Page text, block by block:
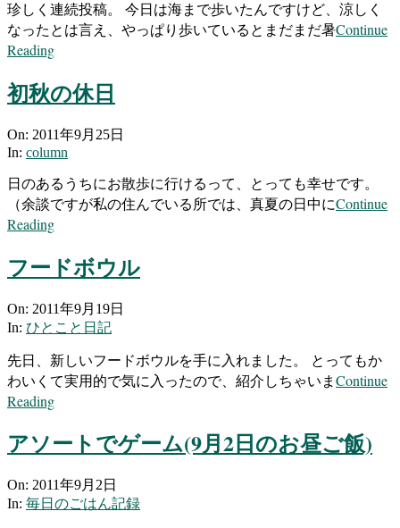
珍しく連続投稿。 今日は海まで歩いたんですけど、涼しく
なったとは言え、やっぱり歩いているとまだまだ暑Continue
Reading
初秋の休日
2011-
09-
On: 2011年9月25日
In: column
日のあるうちにお散歩に行けるって、とっても幸せです。
（余談ですが私の住んでいる所では、真夏の日中にContinue
Reading
フードボウル
2011-
09-
On: 2011年9月19日
In: ひとこと日記
先日、新しいフードボウルを手に入れました。 とってもか
わいくて実用的で気に入ったので、紹介しちゃいま Continue
Reading
アソートでゲーム(9月2日のお昼ご飯)
2011-
09-
On: 2011年9月2日
In: 毎日のごはん記録